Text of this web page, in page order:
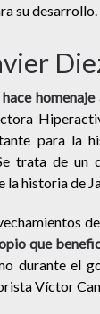
su desarrollo.
para la
trata de un
historia de
que
durante el
Víctor